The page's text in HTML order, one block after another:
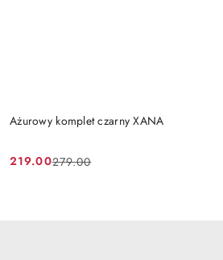
Ażurowy komplet czarny XANA
Cena
219.00
Cena
279.00